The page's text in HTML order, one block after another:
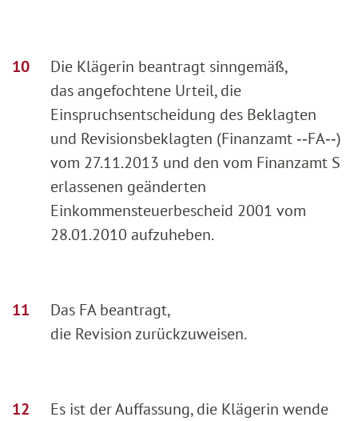
Die Klägerin beantragt sinngemäß,
das angefochtene Urteil, die
Einspruchsentscheidung des Beklagten
und Revisionsbeklagten (Finanzamt ‑‑FA‑‑)
vom 27.11.2013 und den vom Finanzamt S
erlassenen geänderten
Einkommensteuerbescheid 2001 vom
28.01.2010 aufzuheben.
Das FA beantragt,
die Revision zurückzuweisen.
Es ist der Auffassung, die Klägerin wende